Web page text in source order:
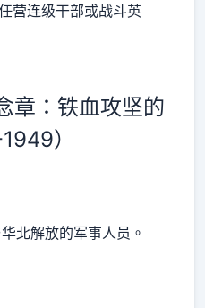
营连级干部或战斗英
章：铁血攻坚的
）
北解放的军事人员。